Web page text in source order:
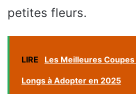
petites fleurs.
LIRE Les Meilleures
Longs à Adopter en 2025